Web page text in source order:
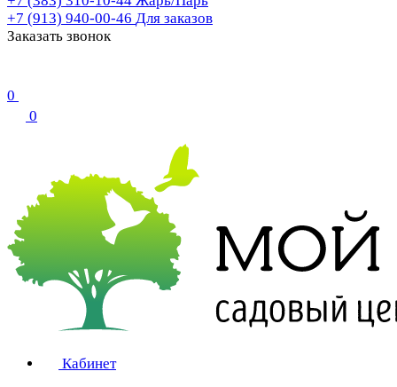
+7 (913) 940-00-46 Для заказов
Заказать звонок
0
0
Кабинет